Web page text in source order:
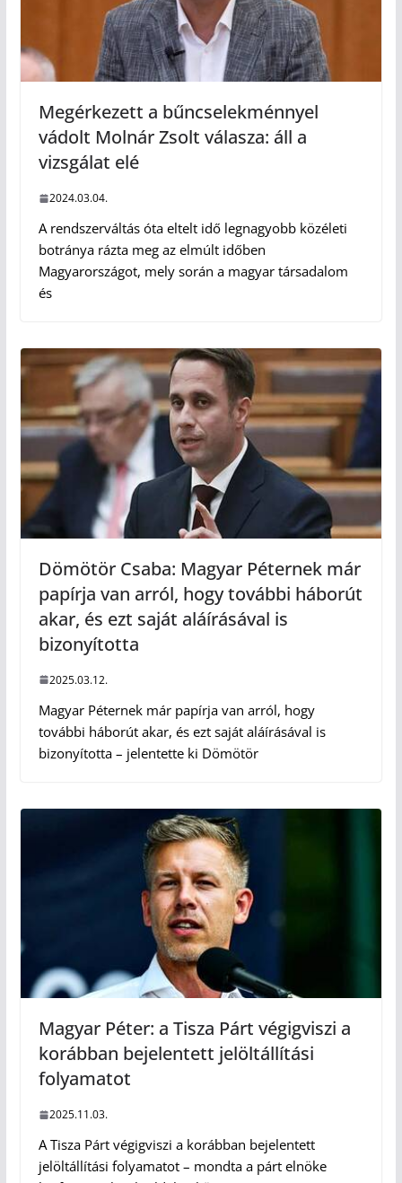
Megérkezett a bűncselekménnyel
vádolt Molnár Zsolt válasza: áll a
vizsgálat elé
2024.03.04.
A rendszerváltás óta eltelt idő legnagyobb közéleti
botránya rázta meg az elmúlt időben
Magyarországot, mely során a magyar társadalom
és
Dömötör Csaba: Magyar Péternek már
papírja van arról, hogy további háborút
akar, és ezt saját aláírásával is
bizonyította
2025.03.12.
Magyar Péternek már papírja van arról, hogy
további háborút akar, és ezt saját aláírásával is
bizonyította – jelentette ki Dömötör
Magyar Péter: a Tisza Párt végigviszi a
korábban bejelentett jelöltállítási
folyamatot
2025.11.03.
A Tisza Párt végigviszi a korábban bejelentett
jelöltállítási folyamatot – mondta a párt elnöke